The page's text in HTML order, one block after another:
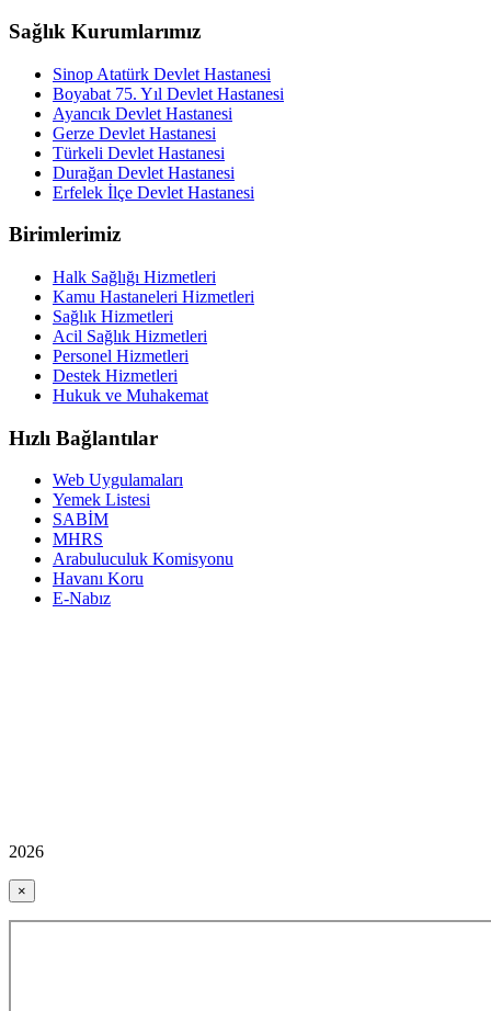
Sağlık Kurumlarımız
Sinop Atatürk Devlet Hastanesi
Boyabat 75. Yıl Devlet Hastanesi
Ayancık Devlet Hastanesi
Gerze Devlet Hastanesi
Türkeli Devlet Hastanesi
Durağan Devlet Hastanesi
Erfelek İlçe Devlet Hastanesi
Birimlerimiz
Halk Sağlığı Hizmetleri
Kamu Hastaneleri Hizmetleri
Sağlık Hizmetleri
Acil Sağlık Hizmetleri
Personel Hizmetleri
Destek Hizmetleri
Hukuk ve Muhakemat
Hızlı Bağlantılar
Web Uygulamaları
Yemek Listesi
SABİM
MHRS
Arabuluculuk Komisyonu
Havanı Koru
E-Nabız
2026
×